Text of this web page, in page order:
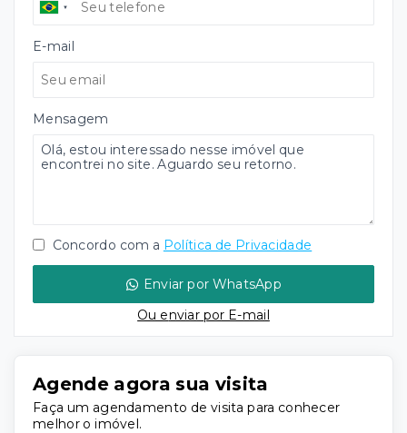
E-mail
Mensagem
Concordo com a Política de Privacidade
Enviar por WhatsApp
Ou enviar por E-mail
Agende agora sua visita
Faça um agendamento de visita para conhecer
melhor o imóvel.